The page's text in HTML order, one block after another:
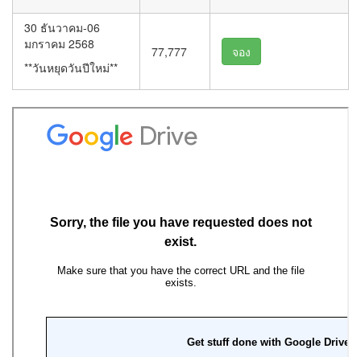
30 ธันวาคม-06
มกราคม 2568
**วันหยุดวันปีใหม่**
77,777 จอง